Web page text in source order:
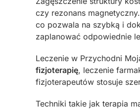
czy rezonans
co pozwala na szybką i
zaplanować odpowiednie
Leczenie w Przychodni
fizjoterapię, leczenie
fizjoterapeutów stosuje
Techniki takie jak terapia